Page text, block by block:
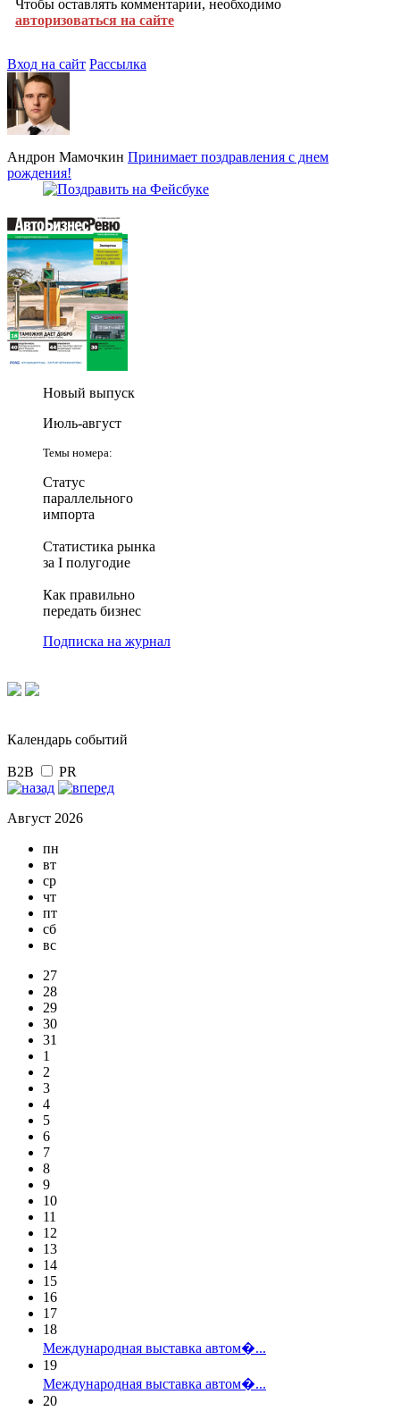
Чтобы оставлять комментарии, необходимо
авторизоваться на сайте
Вход на сайт Рассылка
Андрон Мамочкин Принимает поздравления с днем
рождения!
Новый выпуск
Июль-август
Темы номера:
Статус
параллельного
импорта
Статистика рынка
за I полугодие
Как правильно
передать бизнес
Подписка на журнал
Календарь событий
B2B PR
Август 2026
пн
вт
ср
чт
пт
сб
вс
27
28
29
30
31
1
2
3
4
5
6
7
8
9
10
11
12
13
14
15
16
17
18
Международная выставка автом�...
19
Международная выставка автом�...
20